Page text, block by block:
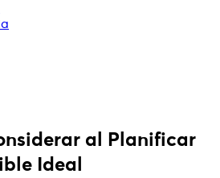
al Planificar
Ideal